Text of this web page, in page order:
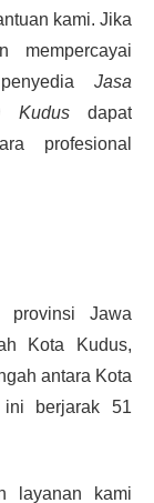
kami. Jika
Jasa
Kudus dapat
profesional
provinsi Jawa
Kota Kudus,
antara Kota
ini berjarak 51
layanan kami